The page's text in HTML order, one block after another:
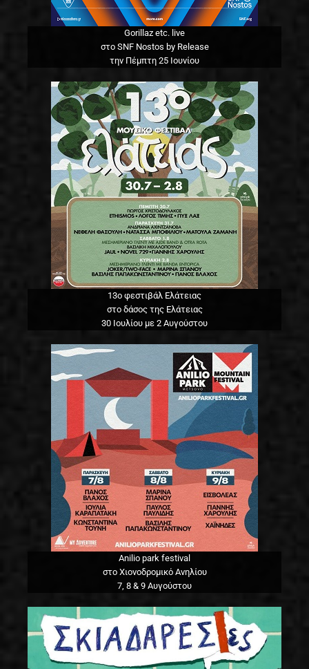
Gorillaz etc. live
στο SNF Nostos by Release
την Πέμπτη 25 Ιουνίου
13o φεστιβάλ Ελάτειας
στο δάσος της Ελάτειας
30 Ιουλίου με 2 Αυγούστου
Anilio park festival
στο Χιονοδρομικό Ανηλίου
7, 8 & 9 Αυγούστου